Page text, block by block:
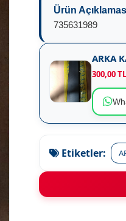
Ürün
735631989
ARKA
300,00 TL
Etiketler: